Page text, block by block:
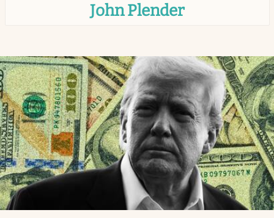
Mundial 2026
Eventos Corporativos
El Cronista Studio
Mediakit
abre en nueva pestaña
Argentina
John Plender